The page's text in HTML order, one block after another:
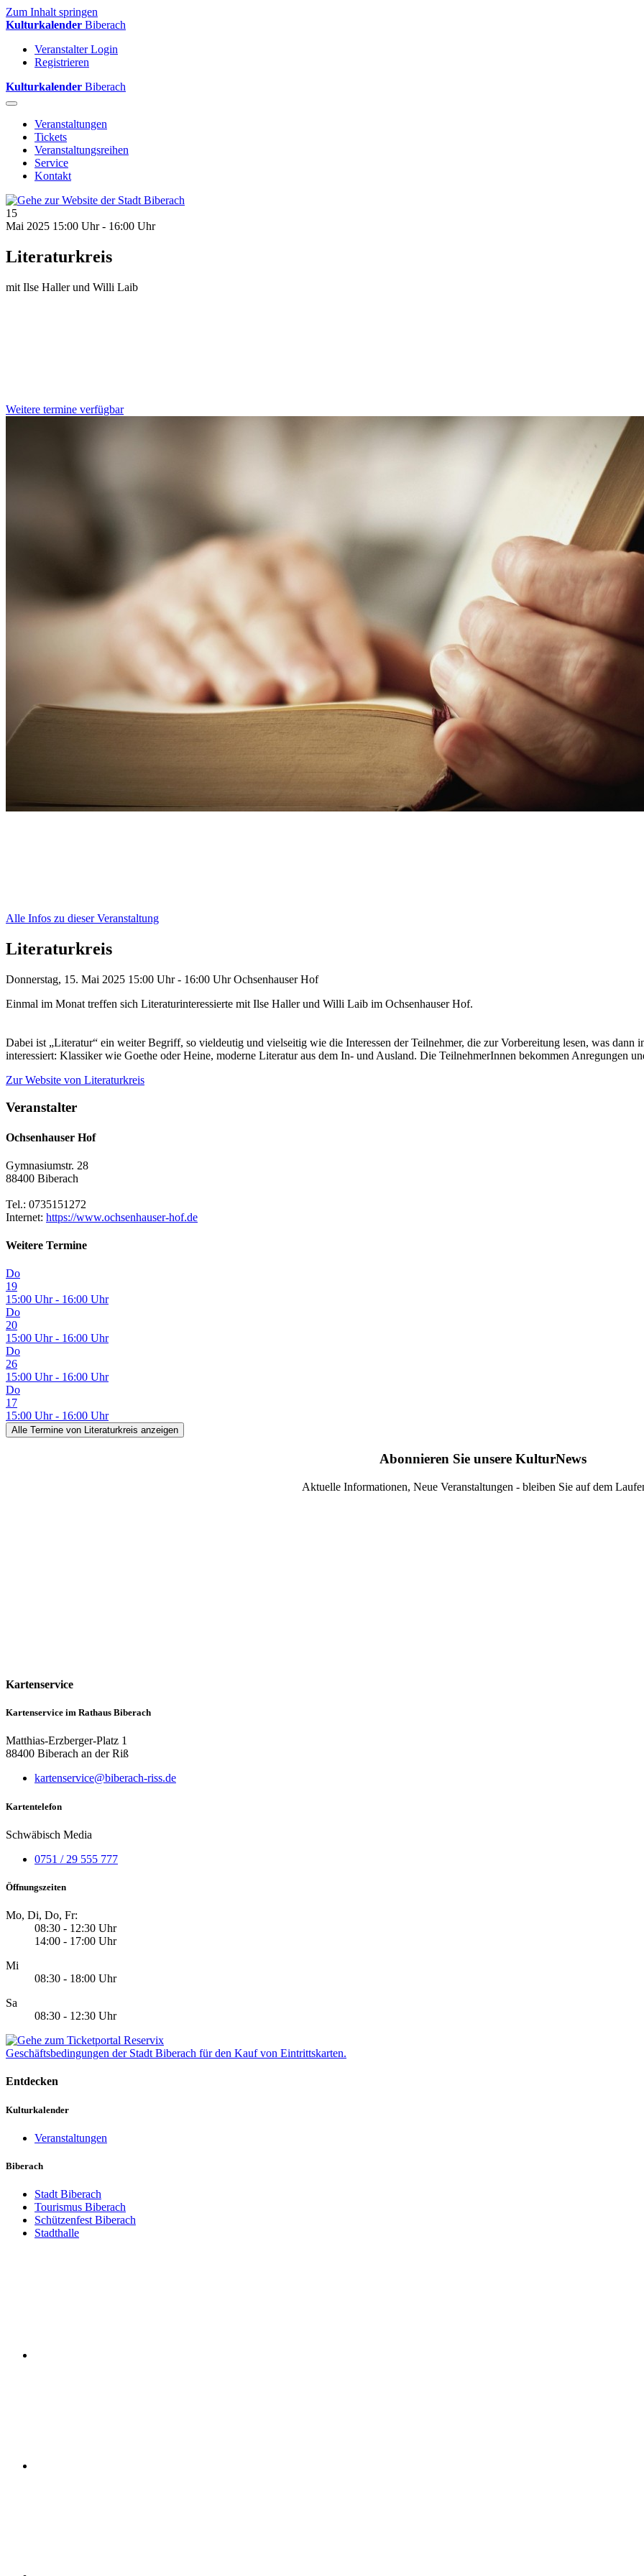
Zum Inhalt springen
Kulturkalender Biberach
Veranstalter Login
Registrieren
Kulturkalender Biberach
Veranstaltungen
Tickets
Veranstaltungsreihen
Service
Kontakt
15
Mai 2025 15:00 Uhr - 16:00 Uhr
Literaturkreis
mit Ilse Haller und Willi Laib
Weitere termine verfügbar
Alle Infos zu dieser Veranstaltung
Literaturkreis
Donnerstag, 15. Mai 2025 15:00 Uhr - 16:00 Uhr Ochsenhauser Hof
Einmal im Monat treffen sich Literaturinteressierte mit Ilse Haller und Willi Laib im Ochsenhauser Hof.
Dabei ist „Literatur“ ein weiter Begriff, so vieldeutig und vielseitig wie die Interessen der Teilnehmer, die zur Vorbereitung lesen, was dann
interessiert: Klassiker wie Goethe oder Heine, moderne Literatur aus dem In- und Ausland. Die TeilnehmerInnen bekommen Anregungen
Zur Website von Literaturkreis
Veranstalter
Ochsenhauser Hof
Gymnasiumstr. 28
88400 Biberach
Tel.: 0735151272
Internet: https://www.ochsenhauser-hof.de
Weitere Termine
Do
19
15:00 Uhr - 16:00 Uhr
Do
20
15:00 Uhr - 16:00 Uhr
Do
26
15:00 Uhr - 16:00 Uhr
Do
17
15:00 Uhr - 16:00 Uhr
Alle Termine von Literaturkreis anzeigen
Abonnieren Sie unsere KulturNews
Aktuelle Informationen, Neue Veranstaltungen - bleiben Sie auf dem
Kartenservice
Kartenservice im Rathaus Biberach
Matthias-Erzberger-Platz 1
88400 Biberach an der Riß
kartenservice@biberach-riss.de
Kartentelefon
Schwäbisch Media
0751 / 29 555 777
Öffnungszeiten
Mo, Di, Do, Fr:
08:30 - 12:30 Uhr
14:00 - 17:00 Uhr
Mi
08:30 - 18:00 Uhr
Sa
08:30 - 12:30 Uhr
Geschäftsbedingungen der Stadt Biberach für den Kauf von Eintrittskarten.
Entdecken
Kulturkalender
Veranstaltungen
Biberach
Stadt Biberach
Tourismus Biberach
Schützenfest Biberach
Stadthalle